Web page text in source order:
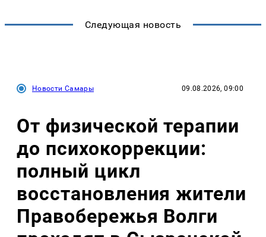
Следующая новость
Новости Самары 09.08.2026, 09:00
От физической терапии
до психокоррекции:
полный цикл
восстановления жители
Правобережья Волги